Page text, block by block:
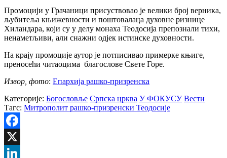
Промоцији у Грачаници присуствовао је велики број верника,
љубитеља књижевности и поштовалаца духовне ризнице
Хиландара, који су у делу монаха Теодосија препознали тихи,
ненаметљиви, али снажни одјек истинске духовности.
На крају промоције аутор је потписивао примерке књиге,
преносећи читаоцима благослове Свете Горе.
Извор, фото: Епархија рашко-призренска
Категорије: Богословље Српска црква У ФОКУСУ Вести
Тагс: Митрополит рашко-призренски Теодосије
Facebook
X